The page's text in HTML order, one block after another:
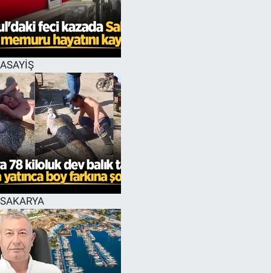
ASAYİŞ
SAKARYA
EĞİTİM
MAGAZİN
ÖZEL HABER
HALK54 PANORAMA